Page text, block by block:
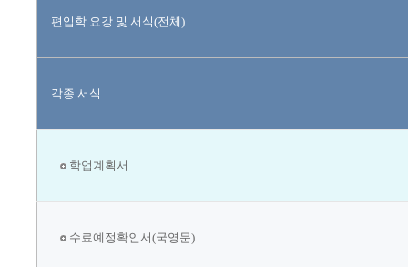
편입학 요강 및 서식(전체)
각종 서식
학업계획서
수료예정확인서(국영문)